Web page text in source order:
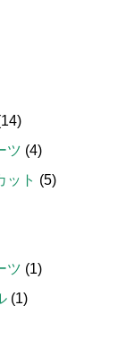
ツ (4)
ット (5)
ツ (1)
(1)